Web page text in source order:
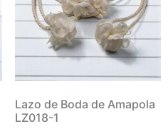
Lazo de Boda de Amapola
LZ018-1